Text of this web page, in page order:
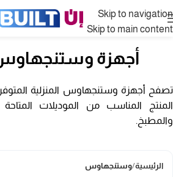
Skip to navigation
Skip to main content
أجهزة وستنجهاوس
تصفح أجهزة وستنجهاوس المنزلية
المنتج المناسب من الموديلات
والمطبخ.
الرئيسية/وستنجهاوس